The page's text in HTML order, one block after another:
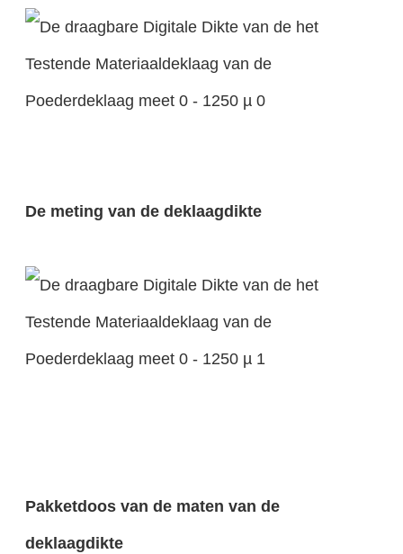
De meting van de deklaagdikte
Pakketdoos van de maten van de
deklaagdikte